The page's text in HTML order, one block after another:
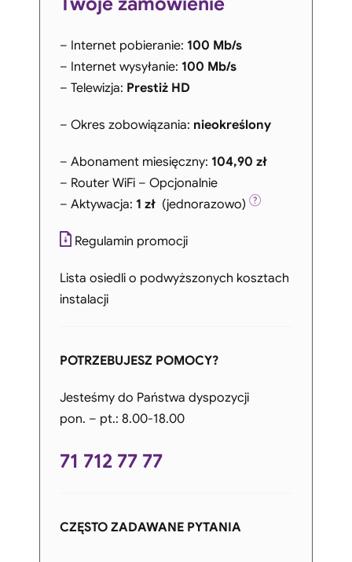
– Internet pobieranie: 100 Mb/s
– Internet wysyłanie: 100 Mb/s
– Telewizja: Prestiż HD
– Okres zobowiązania: nieokreślony
– Abonament miesięczny: 104,90 zł
– Router WiFi – Opcjonalnie
– Aktywacja: 1 zł (jednorazowo)
Regulamin promocji
Lista osiedli o podwyższonych kosztach
instalacji
POTRZEBUJESZ POMOCY?
Jesteśmy do Państwa dyspozycji
pon. – pt.: 8.00-18.00
71 712 77 77
CZĘSTO ZADAWANE PYTANIA